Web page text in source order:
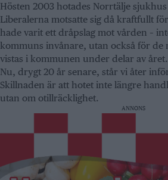
Hösten 2003 hotades Norrtälje
Liberalerna motsatte sig då kraftfullt
hade varit ett dråpslag mot vården –
kommuns invånare, utan också för de
vistas i kommunen under delar av året.
Nu, drygt 20 år senare, står vi åter
Skillnaden är att hotet inte längre
utan om otillräcklighet.
ANNONS